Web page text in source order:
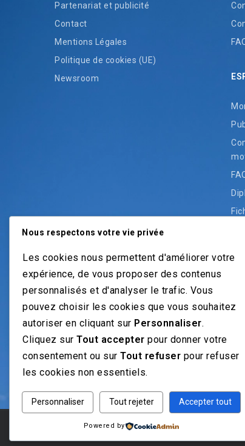
Partenariat et publicité
Contact
Mentions Légales
Politique de cookies (UE)
Newsroom
Nous respectons votre vie privée
Les cookies nous permettent d'améliorer votre
expérience, de vous proposer des contenus
personnalisés et d'analyser le trafic. Vous
pouvez choisir les cookies que vous souhaitez
autoriser en cliquant sur Personnaliser.
Cliquez sur Tout accepter pour donner votre
consentement ou sur Tout refuser pour refuser
les cookies non essentiels.
Personnaliser Tout rejeter Accepter tout
Powered by